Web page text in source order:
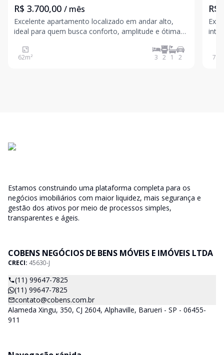
R$ 3.700,00 / mês
Excelente apartamento localizado em andar alto,
ideal para quem busca conforto, amplitude e ótima
dormitórios, sendo 1 suíte, além de ambientes bem
distribuídos e iluminados. Possui sala ampla, sacada,
62m² 3 2 1 2
R$
73
Estamos construindo uma plataforma completa para os
negócios imobiliários com maior liquidez, mais segurança e
gestão dos ativos por meio de processos simples,
transparentes e ágeis.
COBENS NEGÓCIOS DE BENS MÓVEIS E IMÓVEIS LTDA
CRECI: 45630-J
(11) 99647-7825
(11) 99647-7825
contato@cobens.com.br
Alameda Xingu, 350, CJ 2604, Alphaville, Barueri - SP - 06455-
911